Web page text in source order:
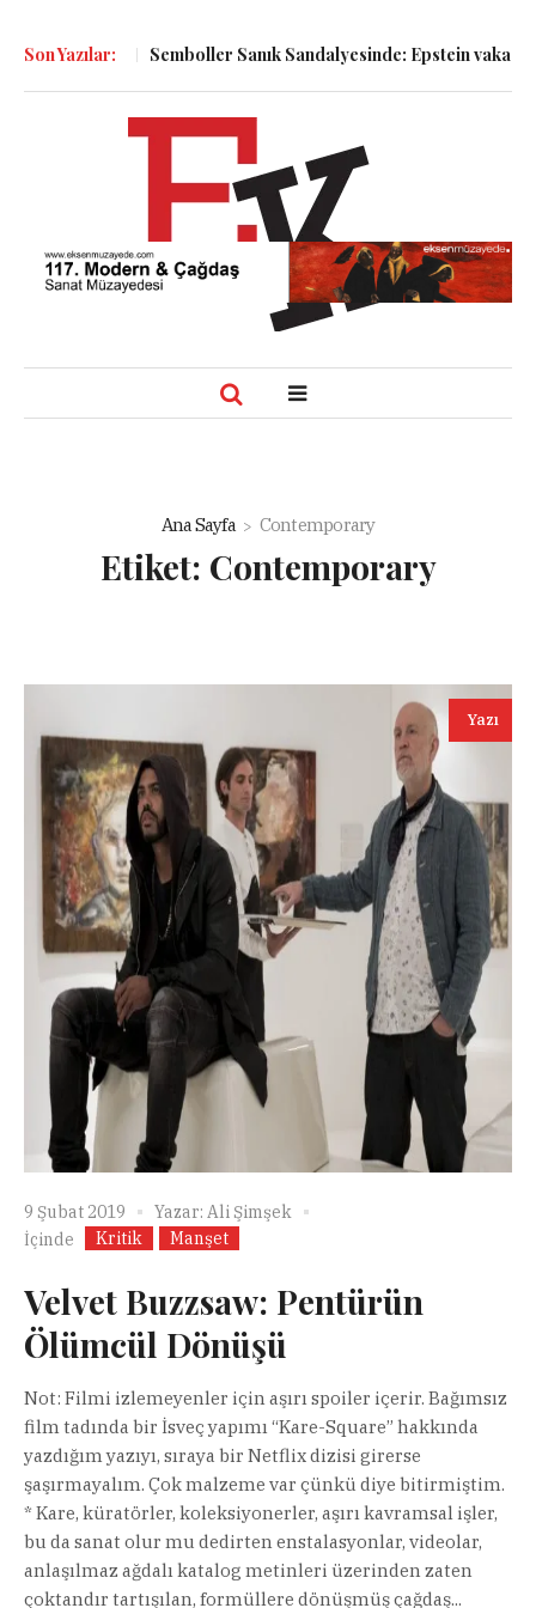
Son Yazılar:
Bakmak! Semboller Sanık Sandalyesinde: Epstein vakası kadim
Ana Sayfa Contemporary
Etiket: Contemporary
Yazı
9 Şubat 2019 Yazar: Ali Şimşek
İçinde
Kritik Manşet
Velvet Buzzsaw: Pentürün
Ölümcül Dönüşü
Not: Filmi izlemeyenler için aşırı spoiler içerir. Bağımsız
film tadında bir İsveç yapımı “Kare-Square” hakkında
yazdığım yazıyı, sıraya bir Netflix dizisi girerse
şaşırmayalım. Çok malzeme var çünkü diye bitirmiştim.
* Kare, küratörler, koleksiyonerler, aşırı kavramsal işler,
bu da sanat olur mu dedirten enstalasyonlar, videolar,
anlaşılmaz ağdalı katalog metinleri üzerinden zaten
çoktandır tartışılan, formüllere dönüşmüş çağdaş...